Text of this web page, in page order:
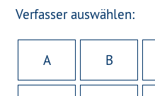
Verfasser auswählen:
A B